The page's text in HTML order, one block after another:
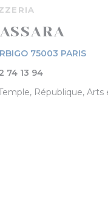
75003 PARIS
74 13 94
République,